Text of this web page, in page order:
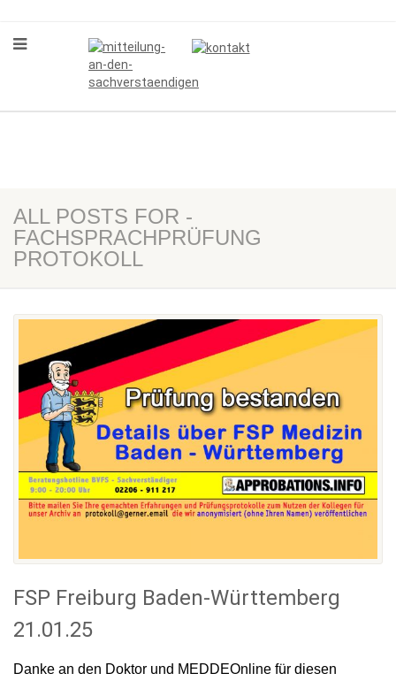
ALL POSTS FOR -
FACHSPRACHPRÜFUNG
PROTOKOLL
FSP Freiburg Baden-Württemberg
21.01.25
Danke an den Doktor und MEDDEOnline für diesen